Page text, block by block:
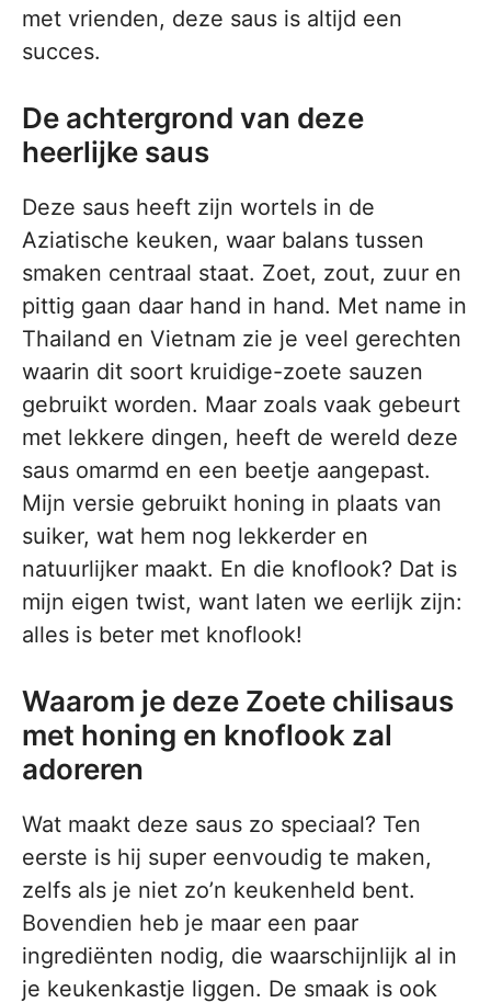
met vrienden, deze saus is altijd een
succes.
De achtergrond van deze
heerlijke saus
Deze saus heeft zijn wortels in de
Aziatische keuken, waar balans tussen
smaken centraal staat. Zoet, zout, zuur en
pittig gaan daar hand in hand. Met name in
Thailand en Vietnam zie je veel gerechten
waarin dit soort kruidige-zoete sauzen
gebruikt worden. Maar zoals vaak gebeurt
met lekkere dingen, heeft de wereld deze
saus omarmd en een beetje aangepast.
Mijn versie gebruikt honing in plaats van
suiker, wat hem nog lekkerder en
natuurlijker maakt. En die knoflook? Dat is
mijn eigen twist, want laten we eerlijk zijn:
alles is beter met knoflook!
Waarom je deze Zoete chilisaus
met honing en knoflook zal
adoreren
Wat maakt deze saus zo speciaal? Ten
eerste is hij super eenvoudig te maken,
zelfs als je niet zo’n keukenheld bent.
Bovendien heb je maar een paar
ingrediënten nodig, die waarschijnlijk al in
je keukenkastje liggen. De smaak is ook